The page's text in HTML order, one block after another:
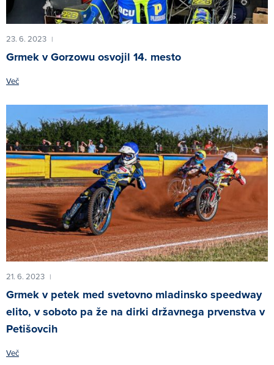
23. 6. 2023 |
Grmek v Gorzowu osvojil 14. mesto
Več
21. 6. 2023 |
Grmek v petek med svetovno mladinsko speedway
elito, v soboto pa že na dirki državnega prvenstva v
Petišovcih
Več